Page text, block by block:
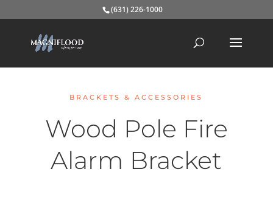
(631) 226-1000
BRACKETS & ACCESSORIES
Wood Pole Fire
Alarm Bracket